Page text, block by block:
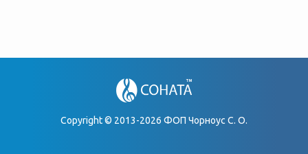
Copyright © 2013-2026 ФОП Чорноус С. О.